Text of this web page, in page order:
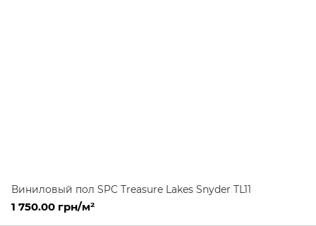
Виниловый пол SPC Treasure Lakes Snyder TL11
1 750.00 грн/м²